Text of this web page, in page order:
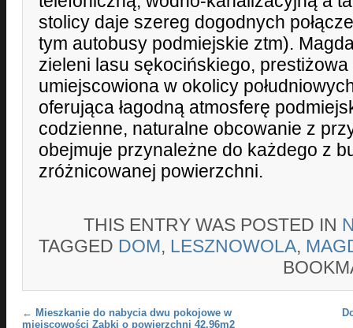
stolicy daje szereg dogodnych
tym autobusy podmiejskie ztm).
zieleni lasu sękocińskiego,
umiejscowiona w okolicy
oferująca łagodną atmosferę
codzienne, naturalne obcowanie z
obejmuje przynależne do każdego z
zróżnicowanej powierzchni.
THIS ENTRY WAS POSTED IN
TAGGED DOM, LESZNOWOLA,
Post navigation
← Mieszkanie do nabycia dwu pokojowe w
miejscowości Ząbki o powierzchni 42.96m2